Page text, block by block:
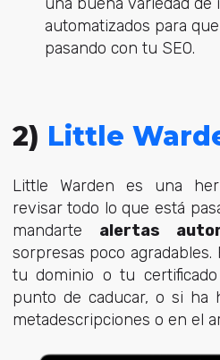
automatizados para
pasando con tu SEO.
2) Little
Little Warden es una
revisar todo lo que está
mandarte alertas
sorpresas poco
tu dominio o tu
punto de caducar, o si ha
metadescripciones o en el